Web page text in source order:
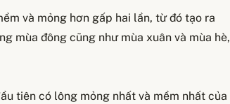
và mỏng hơn gấp hai lần, từ đó tạo ra
mùa đông cũng như mùa xuân và mùa hè,
tiên có lông mỏng nhất và mềm nhất của